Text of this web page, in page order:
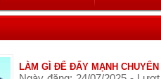
LÀM GÌ ĐỂ ĐẨY MẠNH